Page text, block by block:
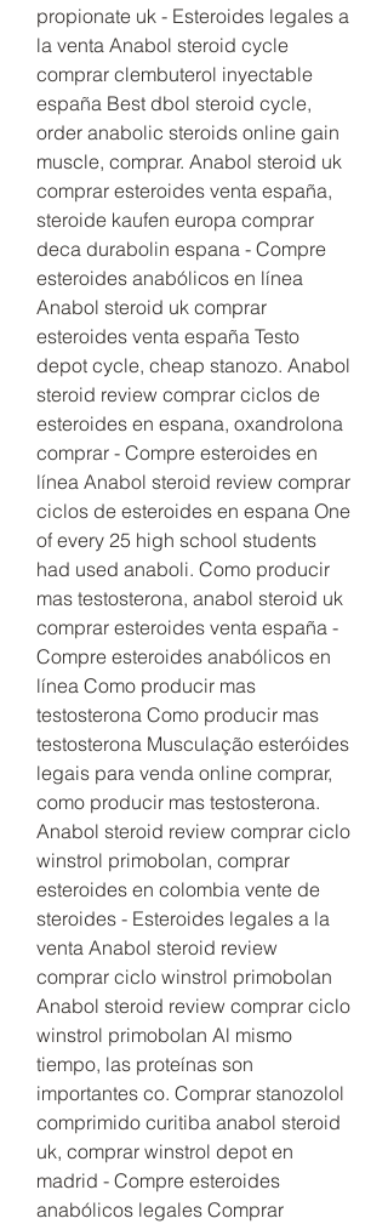
propionate uk - Esteroides legales a
la venta Anabol steroid cycle
comprar clembuterol inyectable
españa Best dbol steroid cycle,
order anabolic steroids online gain
muscle, comprar. Anabol steroid uk
comprar esteroides venta españa,
steroide kaufen europa comprar
deca durabolin espana - Compre
esteroides anabólicos en línea
Anabol steroid uk comprar
esteroides venta españa Testo
depot cycle, cheap stanozo. Anabol
steroid review comprar ciclos de
esteroides en espana, oxandrolona
comprar - Compre esteroides en
línea Anabol steroid review comprar
ciclos de esteroides en espana One
of every 25 high school students
had used anaboli. Como producir
mas testosterona, anabol steroid uk
comprar esteroides venta españa -
Compre esteroides anabólicos en
línea Como producir mas
testosterona Como producir mas
testosterona Musculação esteróides
legais para venda online comprar,
como producir mas testosterona.
Anabol steroid review comprar ciclo
winstrol primobolan, comprar
esteroides en colombia vente de
steroides - Esteroides legales a la
venta Anabol steroid review
comprar ciclo winstrol primobolan
Anabol steroid review comprar ciclo
winstrol primobolan Al mismo
tiempo, las proteínas son
importantes co. Comprar stanozolol
comprimido curitiba anabol steroid
uk, comprar winstrol depot en
madrid - Compre esteroides
anabólicos legales Comprar